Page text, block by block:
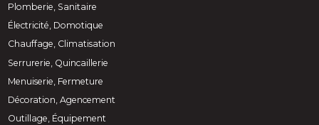
Plomberie, Sanitaire
Électricité, Domotique
Chauffage, Climatisation
Serrurerie, Quincaillerie
Menuiserie, Fermeture
Décoration, Agencement
Outillage, Équipement